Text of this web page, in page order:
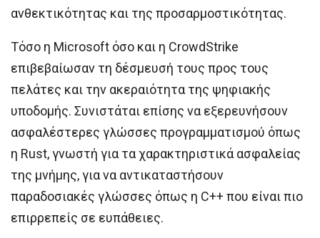
ανθεκτικότητας και της προσαρμοστικότητας.
Τόσο η Microsoft όσο και η CrowdStrike
επιβεβαίωσαν τη δέσμευσή τους προς τους
πελάτες και την ακεραιότητα της ψηφιακής
υποδομής. Συνιστάται επίσης να εξερευνήσουν
ασφαλέστερες γλώσσες προγραμματισμού όπως
η Rust, γνωστή για τα χαρακτηριστικά ασφαλείας
της μνήμης, για να αντικαταστήσουν
παραδοσιακές γλώσσες όπως η C++ που είναι πιο
επιρρεπείς σε ευπάθειες.